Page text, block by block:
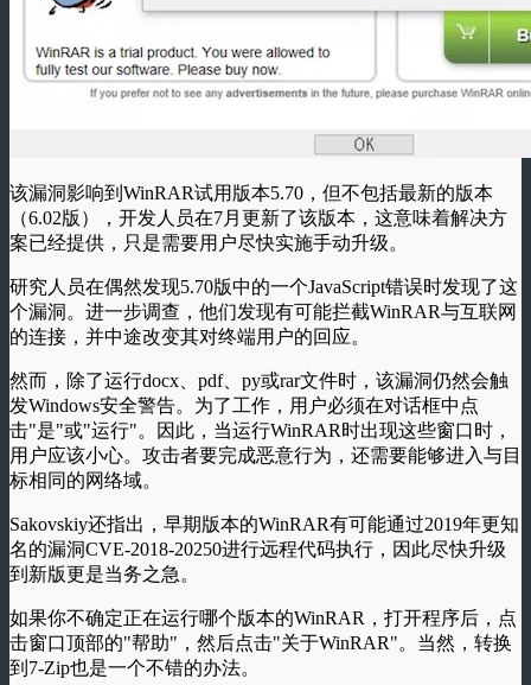
该漏洞影响到WinRAR试用版本5.70，但不包括最新的版本
（6.02版），开发人员在7月更新了该版本，这意味着解决方
案已经提供，只是需要用户尽快实施手动升级。
研究人员在偶然发现5.70版中的一个JavaScript错误时发现了这
个漏洞。进一步调查，他们发现有可能拦截WinRAR与互联网
的连接，并中途改变其对终端用户的回应。
然而，除了运行docx、pdf、py或rar文件时，该漏洞仍然会触
发Windows安全警告。为了工作，用户必须在对话框中点
击"是"或"运行"。因此，当运行WinRAR时出现这些窗口时，
用户应该小心。攻击者要完成恶意行为，还需要能够进入与目
标相同的网络域。
Sakovskiy还指出，早期版本的WinRAR有可能通过2019年更知
名的漏洞CVE-2018-20250进行远程代码执行，因此尽快升级
到新版更是当务之急。
如果你不确定正在运行哪个版本的WinRAR，打开程序后，点
击窗口顶部的"帮助"，然后点击"关于WinRAR"。当然，转换
到7-Zip也是一个不错的办法。